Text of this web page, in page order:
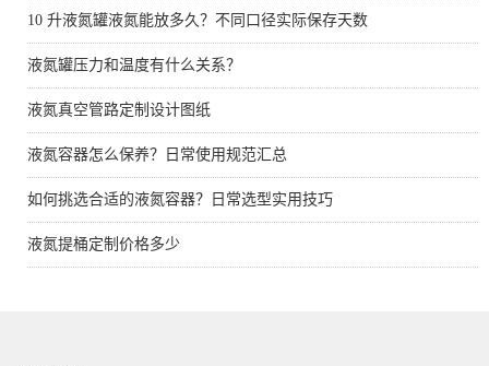
10 升液氮罐液氮能放多久？不同口径实际保存天数
液氮罐压力和温度有什么关系？
液氮真空管路定制设计图纸
液氮容器怎么保养？日常使用规范汇总
如何挑选合适的液氮容器？日常选型实用技巧
液氮提桶定制价格多少